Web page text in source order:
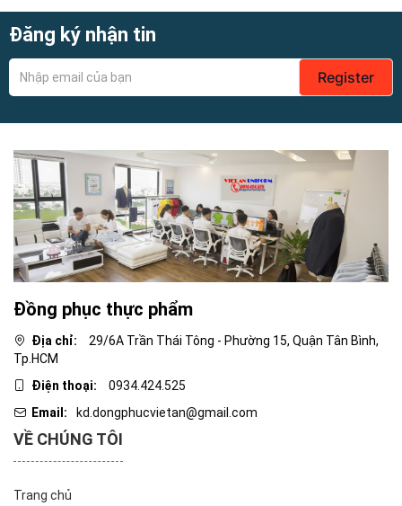
Đăng ký nhận tin
Register
Đồng phục thực phẩm
Địa chỉ:
29/6A Trần Thái Tông - Phường 15, Quận Tân Bình,
Tp.HCM
Điện thoại:
0934.424.525
Email:
kd.dongphucvietan@gmail.com
VỀ CHÚNG TÔI
Trang chủ